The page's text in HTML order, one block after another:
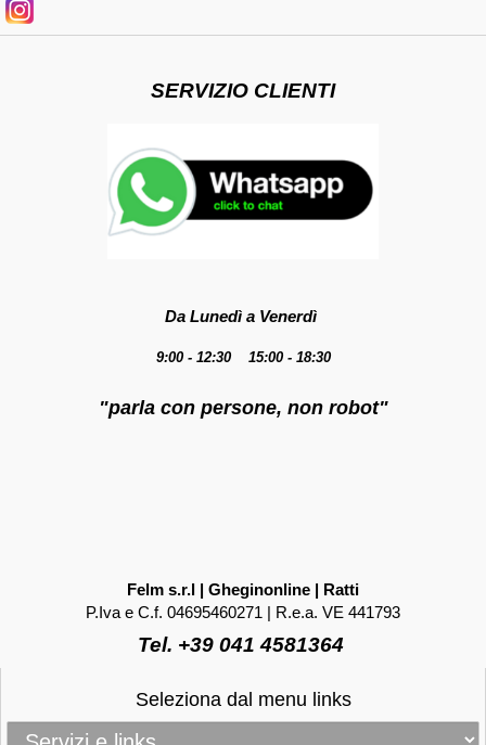
SERVIZIO CLIENTI
Da Lunedì a Venerdì
9:00 - 12:30 15:00 - 18:30
"parla con persone, non robot"
Felm s.r.l | Gheginonline | Ratti
P.Iva e C.f. 04695460271 | R.e.a. VE 441793
Tel. +39 041 4581364
Seleziona dal menu links